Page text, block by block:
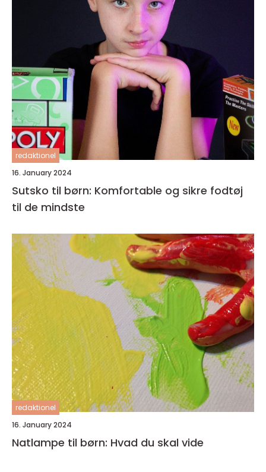
redaktionel
16. January 2024
Sutsko til børn: Komfortable og sikre fodtøj
til de mindste
redaktionel
16. January 2024
Natlampe til børn: Hvad du skal vide